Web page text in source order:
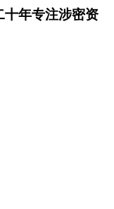
十年专注涉密资